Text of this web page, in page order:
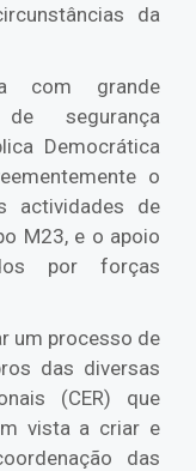
da
com grande
segurança
Democrática
o
actividades de
M23, e o apoio
por forças
um processo de
das diversas
(CER) que
vista a criar e
das